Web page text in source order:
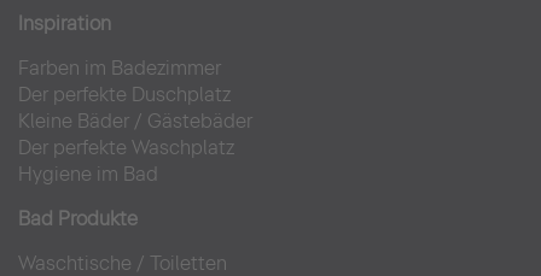
Inspiration
Farben im Badezimmer
Der perfekte Duschplatz
Kleine Bäder / Gästebäder
Der perfekte Waschplatz
Hygiene im Bad
Bad Produkte
Waschtische / Toiletten